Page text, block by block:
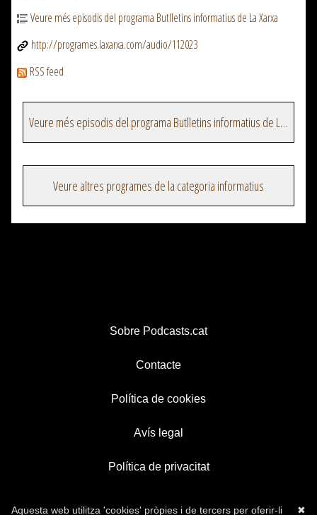
Veure més episodis del programa Butlletins informatius de La Xarxa
http://programes.laxarxa.com/audio/112023
RSS feed
Veure més episodis del programa Butlletins informatius de La Xarxa
Veure altres programes de la categoria informatius
Sobre Podcasts.cat
Contacte
Política de cookies
Avís legal
Política de privacitat
✖
Aquesta web utilitza 'cookies' pròpies i de tercers per oferir-li